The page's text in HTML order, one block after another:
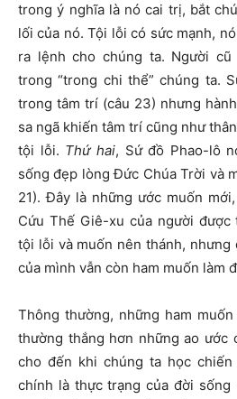
trong ý nghĩa là nó cai trị, bắt
lối của nó. Tội lỗi có sức mạnh,
ra lệnh cho chúng ta. Người
trong “trong chi thể” chúng ta.
trong tâm trí (câu 23) nhưng
sa ngã khiến tâm trí cũng như
tội lỗi. Thứ hai, Sứ đồ Phao-lô
sống đẹp lòng Đức Chúa Trời và
21). Đây là những ước muốn
Cứu Thế Giê-xu của người
tội lỗi và muốn nên thánh,
của mình vẫn còn ham muốn làm
Thông thường, những ham
thường thắng hơn những ao ước
cho đến khi chúng ta học
chính là thực trạng của đời sống